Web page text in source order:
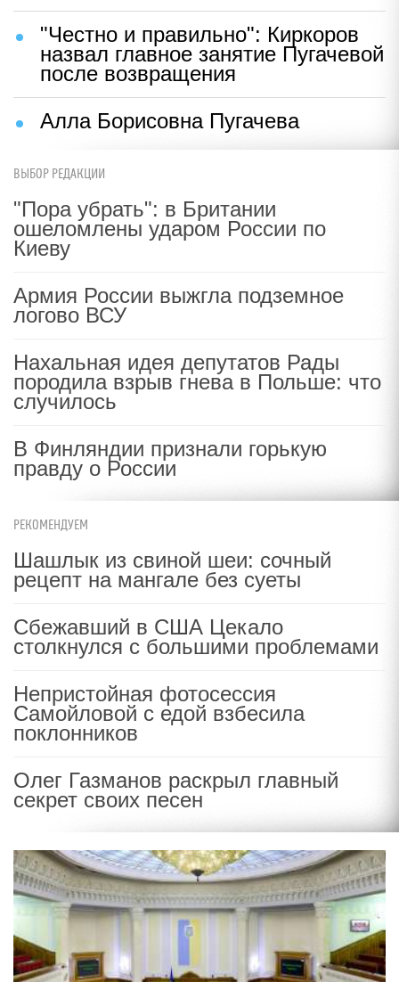
"Честно и правильно": Киркоров
назвал главное занятие Пугачевой
после возвращения
Алла Борисовна Пугачева
ВЫБОР РЕДАКЦИИ
"Пора убрать": в Британии
ошеломлены ударом России по
Киеву
Армия России выжгла подземное
логово ВСУ
Нахальная идея депутатов Рады
породила взрыв гнева в Польше: что
случилось
В Финляндии признали горькую
правду о России
РЕКОМЕНДУЕМ
Шашлык из свиной шеи: сочный
рецепт на мангале без суеты
Сбежавший в США Цекало
столкнулся с большими проблемами
Непристойная фотосессия
Самойловой с едой взбесила
поклонников
Олег Газманов раскрыл главный
секрет своих песен